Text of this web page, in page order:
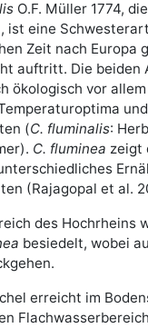
O.F. Müller 1774,
ist eine
Zeit nach Europa
auftritt. Die beiden
ökologisch vor
und
(C. fluminalis:
C. fluminea zeigt
(Rajagopal et al.
des Hochrheins
besiedelt, wobei
erreicht im